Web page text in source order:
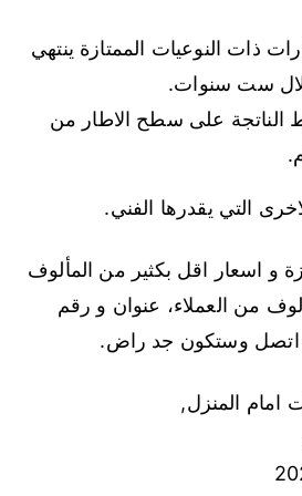
ذات النوعيات الممتازة ينتهي
ست سنوات.
على سطح الاطار من
التي يقدرها الفني.
و اسعار اقل بكثير من المألوف
من العملاء، عنوان و رقم
اتصل وستكون جد راض.
امام المنزل,